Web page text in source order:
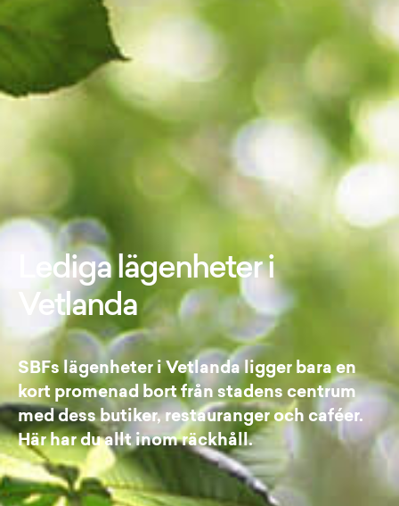
Lediga lägenheter i
Vetlanda
SBFs lägenheter i Vetlanda ligger bara en
kort promenad bort från stadens centrum
med dess butiker, restauranger och caféer.
Här har du allt inom räckhåll.